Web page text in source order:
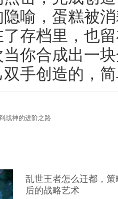
喻，蛋糕被
存档里，也
你合成出一
手创造的，
战神的进阶之路
乱世王者怎么迁都，
后的战略艺术